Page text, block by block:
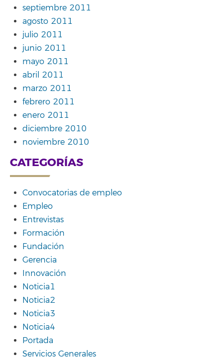
septiembre 2011
agosto 2011
julio 2011
junio 2011
mayo 2011
abril 2011
marzo 2011
febrero 2011
enero 2011
diciembre 2010
noviembre 2010
CATEGORÍAS
Convocatorias de empleo
Empleo
Entrevistas
Formación
Fundación
Gerencia
Innovación
Noticia1
Noticia2
Noticia3
Noticia4
Portada
Servicios Generales